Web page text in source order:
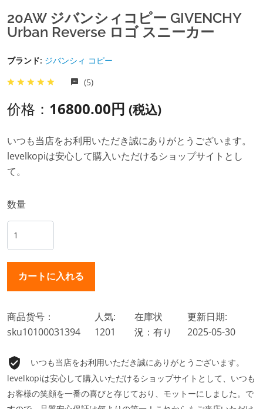
20AW ジバンシィコピー GIVENCHY
Urban Reverse ロゴ スニーカー
ブランド: ジバンシィ コピー
(5)
价格： 16800.00円 (税込)
いつも当店をお利用いただき誠にありがとうございます。
levelkopiは安心して購入いただけるショップサイトとし
て。
数量
商品货号：
sku10100031394
人気:
1201
在庫状
況：有り
更新日期:
2025-05-30
いつも当店をお利用いただき誠にありがとうございます。
levelkopiは安心して購入いただけるショップサイトとして、いつも
お客様の笑顔を一番の喜びと存じており、モットーにしました。で